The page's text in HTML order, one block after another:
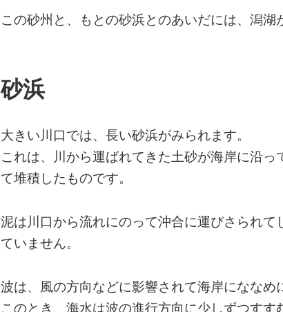
この砂州と、もとの砂浜とのあいだには、潟湖
砂浜
大きい川口では、長い砂浜がみられます。
これは、川から運ばれてきた土砂が海岸に沿っ
て堆積したものです。
泥は川口から流れにのって沖合に運びさられて
ていません。
波は、風の方向などに影響されて海岸にななめ
このとき、海水は波の進行方向に少しずつす